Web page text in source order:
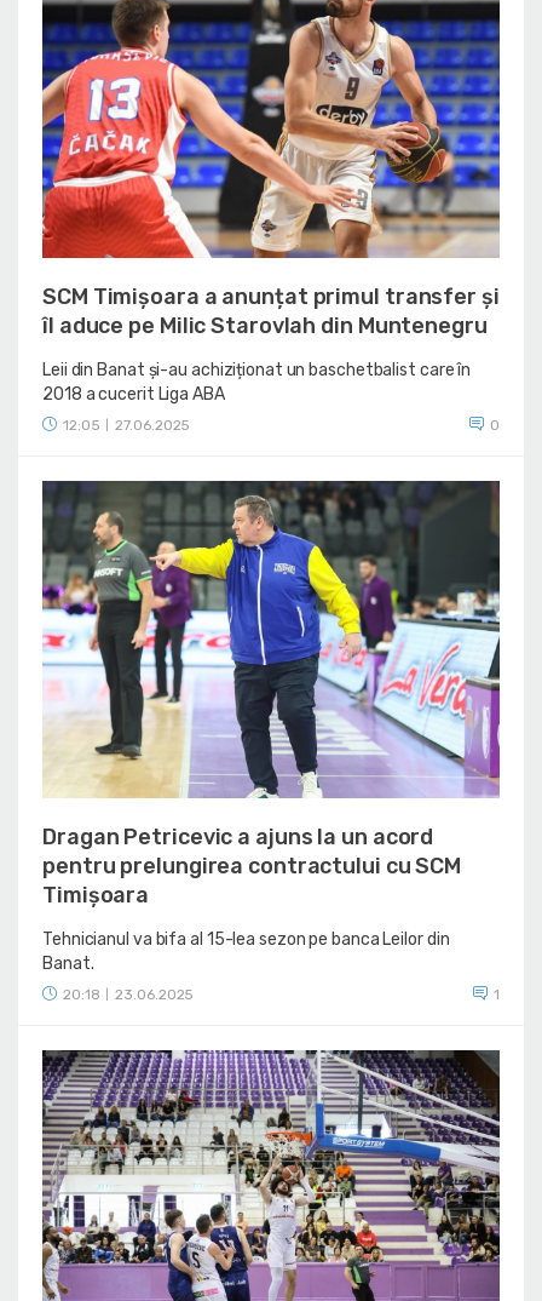
SCM Timișoara a anunțat primul transfer și
îl aduce pe Milic Starovlah din Muntenegru
Leii din Banat și-au achiziționat un baschetbalist care în
2018 a cucerit Liga ABA
12:05 27.06.2025 0
Dragan Petricevic a ajuns la un acord
pentru prelungirea contractului cu SCM
Timișoara
Tehnicianul va bifa al 15-lea sezon pe banca Leilor din
Banat.
20:18 23.06.2025 1